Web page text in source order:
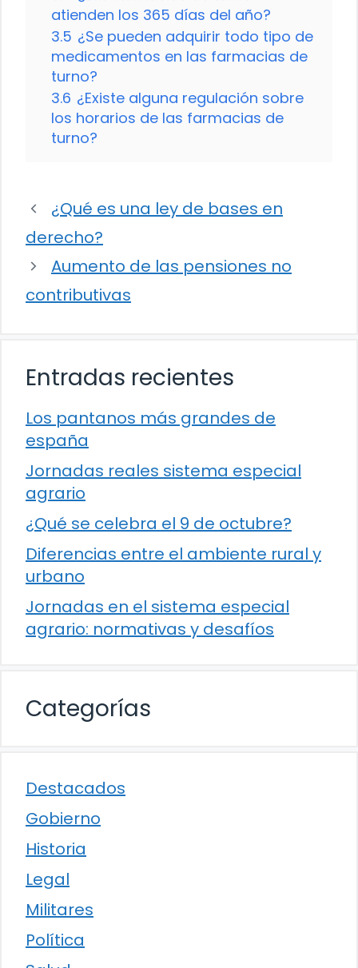
atienden los 365 días del año?
3.5 ¿Se pueden adquirir todo tipo de
medicamentos en las farmacias de
turno?
3.6 ¿Existe alguna regulación sobre
los horarios de las farmacias de
turno?
¿Qué es una ley de bases en
derecho?
Aumento de las pensiones no
contributivas
Entradas recientes
Los pantanos más grandes de
españa
Jornadas reales sistema especial
agrario
¿Qué se celebra el 9 de octubre?
Diferencias entre el ambiente rural y
urbano
Jornadas en el sistema especial
agrario: normativas y desafíos
Categorías
Destacados
Gobierno
Historia
Legal
Militares
Política